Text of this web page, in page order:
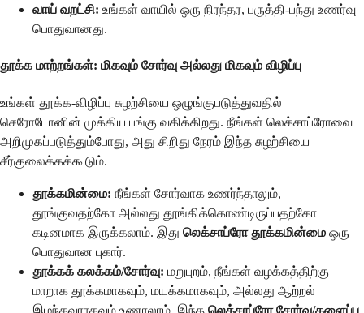
வாய் வறட்சி: உங்கள் வாயில் ஒரு நிரந்தர, பருத்தி-பந்து உணர்வு
பொதுவானது.
தூக்க மாற்றங்கள்: மிகவும் சோர்வு அல்லது மிகவும் விழிப்பு
உங்கள் தூக்க-விழிப்பு சுழற்சியை ஒழுங்குபடுத்துவதில்
செரோடோனின் முக்கிய பங்கு வகிக்கிறது. நீங்கள் லெக்சாப்ரோவை
அறிமுகப்படுத்தும்போது, அது சிறிது நேரம் இந்த சுழற்சியை
சீர்குலைக்கக்கூடும்.
தூக்கமின்மை: நீங்கள் சோர்வாக உணர்ந்தாலும்,
தூங்குவதற்கோ அல்லது தூங்கிக்கொண்டிருப்பதற்கோ
கடினமாக இருக்கலாம். இது லெக்சாப்ரோ தூக்கமின்மை ஒரு
பொதுவான புகார்.
தூக்கக் கலக்கம்/சோர்வு: மறுபுறம், நீங்கள் வழக்கத்திற்கு
மாறாக தூக்கமாகவும், மயக்கமாகவும், அல்லது ஆற்றல்
இழந்தவராகவும் உணரலாம். இந்த லெக்சாப்ரோ சோர்வு/களைப்பு